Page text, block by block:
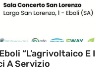
“L’agrivoltaico E I
A Servizio